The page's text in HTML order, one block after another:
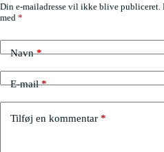
Din e-mailadresse vil ikke blive publiceret.
med *
Navn*
E-mail*
Tilføj en kommentar *